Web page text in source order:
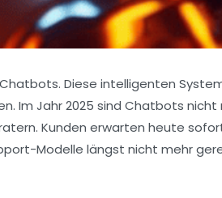
Diese intelligenten
Im Jahr 2025 sind Chatbots nicht
Kunden erwarten heute
Modelle längst nicht mehr